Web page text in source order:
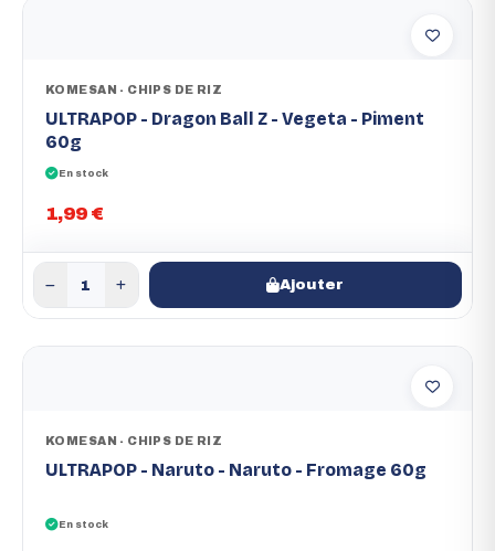
KOMESAN - CHIPS DE RIZ
ULTRAPOP - Dragon Ball Z - Vegeta - Piment
60g
En stock
1,99 €
Ajouter
KOMESAN - CHIPS DE RIZ
ULTRAPOP - Naruto - Naruto - Fromage 60g
En stock